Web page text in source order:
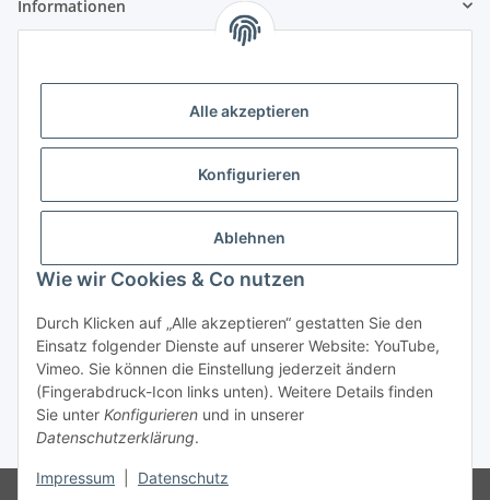
Alle akzeptieren
Konfigurieren
Ablehnen
Wie wir Cookies & Co nutzen
Durch Klicken auf „Alle akzeptieren“ gestatten Sie den
Einsatz folgender Dienste auf unserer Website: YouTube,
Vimeo. Sie können die Einstellung jederzeit ändern
(Fingerabdruck-Icon links unten). Weitere Details finden
Sie unter Konfigurieren und in unserer
Datenschutzerklärung.
Impressum Datenschutz
Informationen
Passwort vergessen
Neu hier?Jetzt registrieren!
* Alle Preise zzgl. gesetzlicher USt., zzgl.